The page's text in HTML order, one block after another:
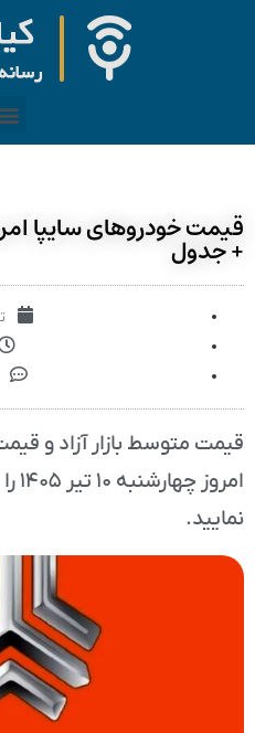
+ جدول
قیمت متوسط بازار آزاد و
نمایید.